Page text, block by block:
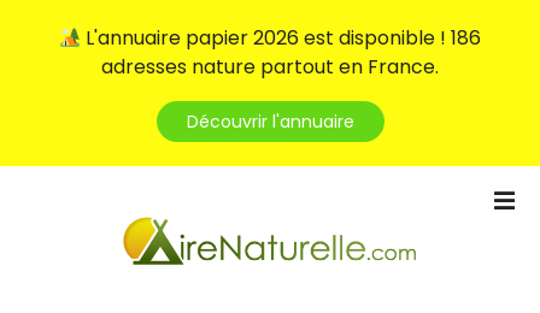
L'annuaire papier 2026 est disponible ! 186
adresses nature partout en France.
Découvrir l'annuaire